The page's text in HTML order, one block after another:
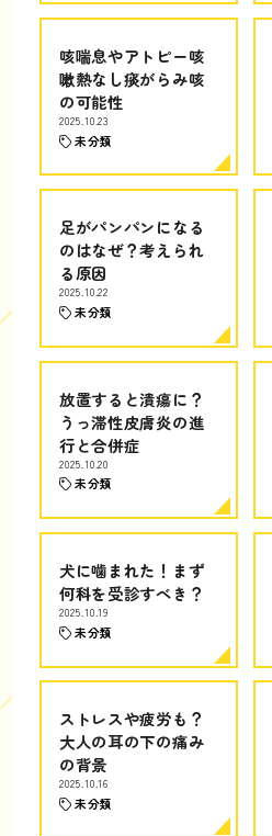
咳喘息やアトピー咳
嗽熱なし痰がらみ咳
の可能性
2025.10.23
未分類
足がパンパンになる
のはなぜ？考えられ
る原因
2025.10.22
未分類
放置すると潰瘍に？
うっ滞性皮膚炎の進
行と合併症
2025.10.20
未分類
犬に噛まれた！まず
何科を受診すべき？
2025.10.19
未分類
ストレスや疲労も？
大人の耳の下の痛み
の背景
2025.10.16
未分類